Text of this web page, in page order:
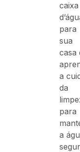
caixa
para
sua
casa
a
da
para
a